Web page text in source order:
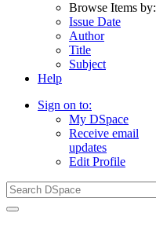
Browse Items by:
Issue Date
Author
Title
Subject
Help
Sign on to:
My DSpace
Receive email
updates
Edit Profile